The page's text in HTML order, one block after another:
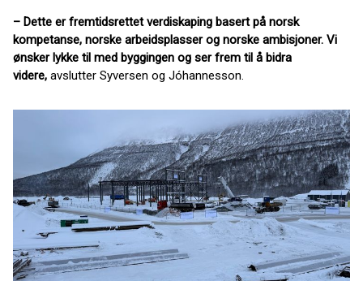
– Dette er fremtidsrettet verdiskaping basert på norsk
kompetanse, norske arbeidsplasser og norske ambisjoner. Vi
ønsker lykke til med byggingen og ser frem til å bidra
videre, avslutter Syversen og Jóhannesson.